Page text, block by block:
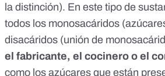
la distinción). En este tipo de
todos los monosacáridos
disacáridos (unión de
el fabricante, el cocinero o el
como los azúcares que están